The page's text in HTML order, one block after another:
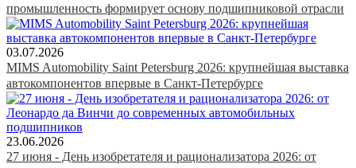
промышленность формирует основу подшипниковой отрасли
03.07.2026
MIMS Automobility Saint Petersburg 2026: крупнейшая выставка
автокомпонентов впервые в Санкт-Петербурге
23.06.2026
27 июня - День изобретателя и рационализатора 2026: от